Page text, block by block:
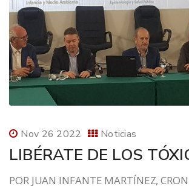
Nov 26 2022 Noticias
LIBÉRATE DE LOS
POR JUAN INFANTE MARTÍNEZ,